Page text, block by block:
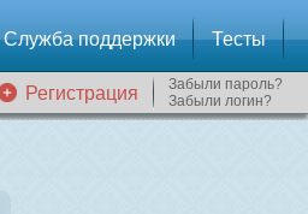
Служба поддержки Тесты
Регистрация
Забыли пароль?
Забыли логин?